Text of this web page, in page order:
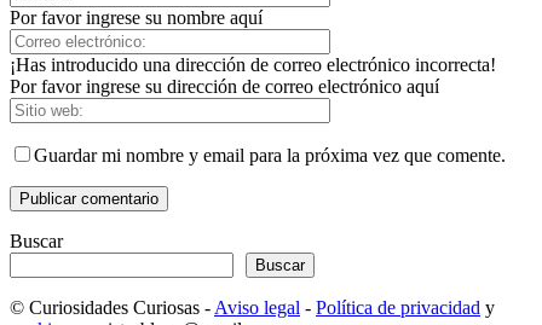
Por favor ingrese su nombre aquí
¡Has introducido una dirección de correo electrónico incorrecta!
Por favor ingrese su dirección de correo electrónico aquí
Guardar mi nombre y email para la próxima vez que comente.
Buscar
Buscar
© Curiosidades Curiosas - Aviso legal - Política de privacidad y